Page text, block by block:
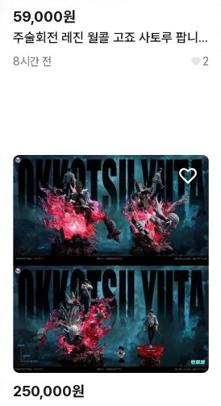
59,000원
주술회전 레진 월콜 고죠 사토루 팝니다
8시간 전 2
250,000원